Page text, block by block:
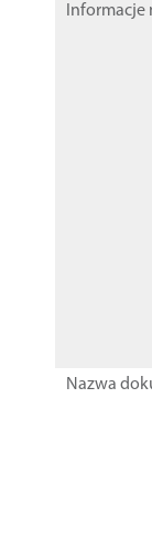
Informacje
Nazwa